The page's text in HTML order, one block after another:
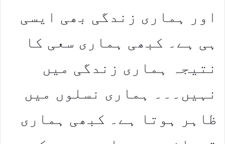
اور ہماری زندگی بھی ایسی
ہی ہے۔ کبھی ہماری سعی کا
نتیجہ ہماری زندگی میں
نہیں۔۔۔ ہماری نسلوں میں
ظاہر ہوتا ہے۔ کبھی ہماری